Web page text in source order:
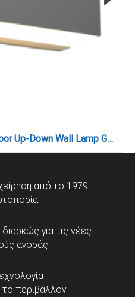
Martin LED 9W 3CCT Outdoor Up-Down Wall Lamp Grey D:17cmx4.6cm (80200830)
από το 1979
για τις νέες
αγοράς
περιβάλλον